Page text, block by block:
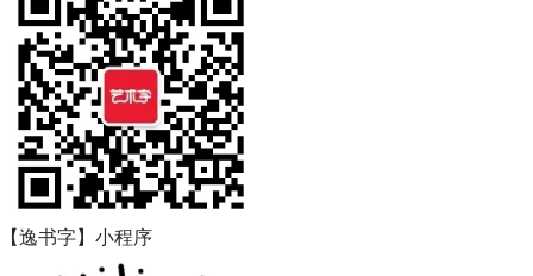
【逸书字】小程序